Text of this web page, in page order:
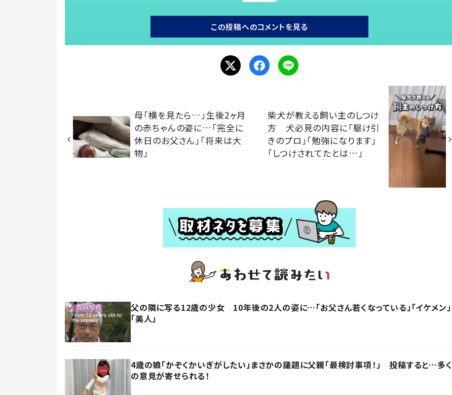
この投稿へのコメントを見る
母「横を見たら…」生後2ヶ月
の赤ちゃんの姿に…「完全に
休日のお父さん」「将来は大
物」
柴犬が教える飼い主のしつけ
方 犬必見の内容に「駆け引
きのプロ」「勉強になります」
「しつけされてたとは…」
父の隣に写る12歳の少女 10年後の2人の姿に…「お父さん若くなっている」「イケメン」
「美人」
4歳の娘「かぞくかいぎがしたい」まさかの議題に父親「最検討事項！」 投稿すると…多く
の意見が寄せられる！